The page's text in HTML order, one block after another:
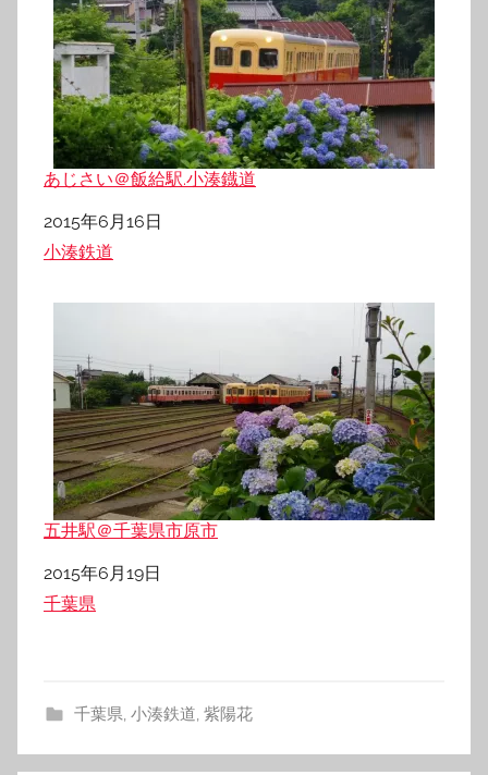
あじさい＠飯給駅.小湊鐡道
日付
2015年6月16日
関連理由
小湊鉄道
五井駅＠千葉県市原市
日付
2015年6月19日
関連理由
千葉県
千葉県, 小湊鉄道, 紫陽花